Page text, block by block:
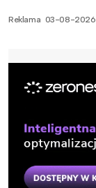
Reklama 03-08-2026